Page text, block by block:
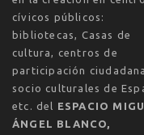
cívicos públicos:
bibliotecas, Casas de
cultura, centros de
participación
socio culturales de
etc. del ESPACIO
ÁNGEL BLANCO,